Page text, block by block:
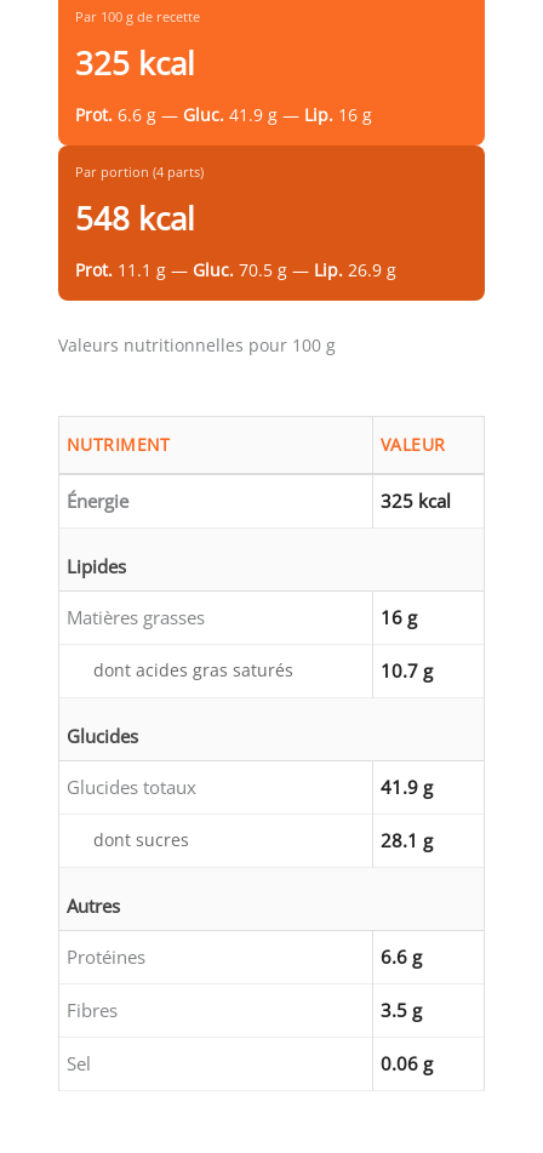
Par 100 g de recette
325 kcal
Prot. 6.6 g — Gluc. 41.9 g — Lip. 16 g
Par portion (4 parts)
548 kcal
Prot. 11.1 g — Gluc. 70.5 g — Lip. 26.9 g
Valeurs nutritionnelles pour 100 g
NUTRIMENT VALEUR
Énergie 325 kcal
Lipides
Matières grasses 16 g
dont acides gras saturés 10.7 g
Glucides
Glucides totaux 41.9 g
dont sucres 28.1 g
Autres
Protéines 6.6 g
Fibres 3.5 g
Sel 0.06 g